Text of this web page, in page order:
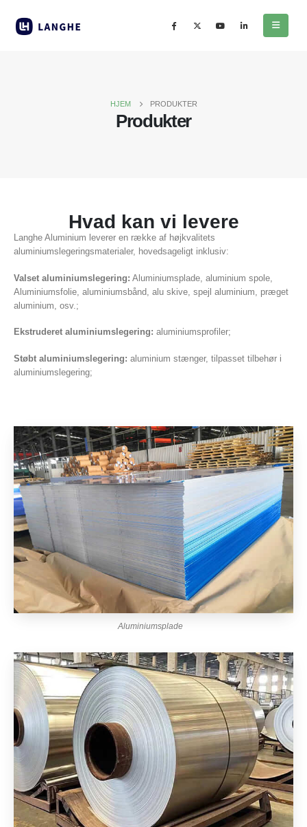
HJEM PRODUKTER
Produkter
Hvad kan vi levere
Langhe Aluminium leverer en række af højkvalitets
aluminiumslegeringsmaterialer, hovedsageligt inklusiv:
Valset aluminiumslegering: Aluminiumsplade, aluminium spole,
Aluminiumsfolie, aluminiumsbånd, alu skive, spejl aluminium, præget
aluminium, osv.;
Ekstruderet aluminiumslegering: aluminiumsprofiler;
Støbt aluminiumslegering: aluminium stænger, tilpasset tilbehør i
aluminiumslegering;
Aluminiumsplade